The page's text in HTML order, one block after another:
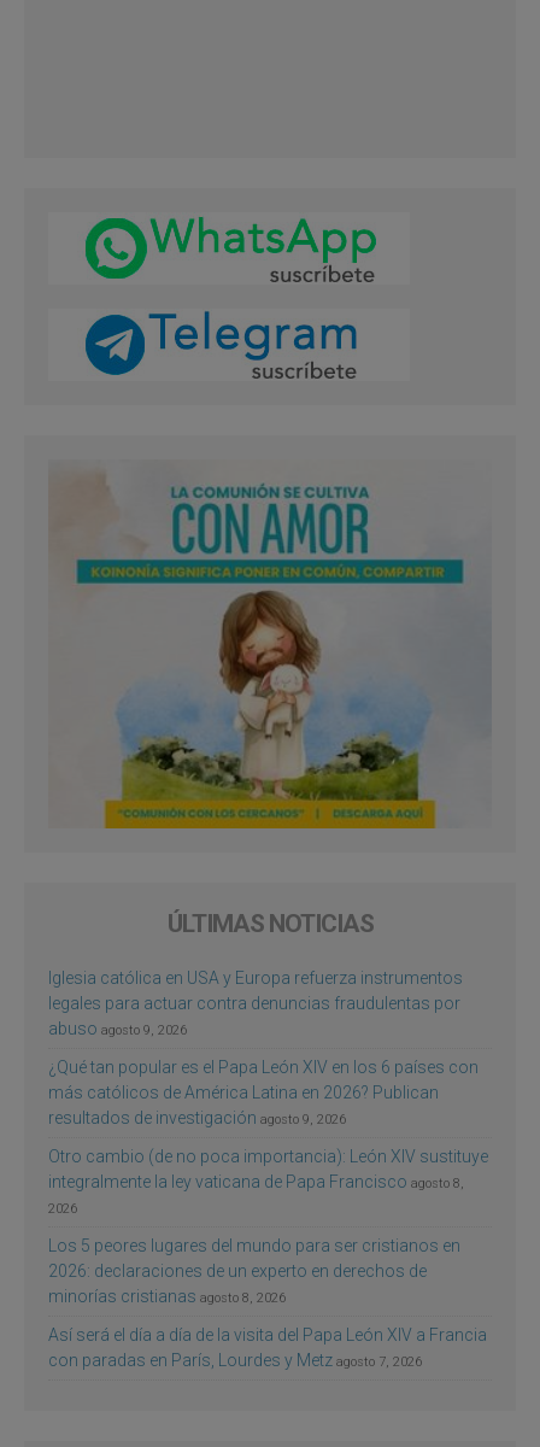
ÚLTIMAS NOTICIAS
Iglesia católica en USA y Europa refuerza instrumentos
legales para actuar contra denuncias fraudulentas por
abuso agosto 9, 2026
¿Qué tan popular es el Papa León XIV en los 6 países con
más católicos de América Latina en 2026? Publican
resultados de investigación agosto 9, 2026
Otro cambio (de no poca importancia): León XIV sustituye
integralmente la ley vaticana de Papa Francisco agosto 8,
2026
Los 5 peores lugares del mundo para ser cristianos en
2026: declaraciones de un experto en derechos de
minorías cristianas agosto 8, 2026
Así será el día a día de la visita del Papa León XIV a Francia
con paradas en París, Lourdes y Metz agosto 7, 2026